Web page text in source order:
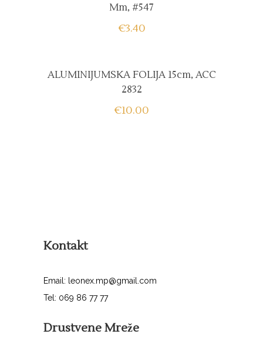
Mm, #547
€3.40
ALUMINIJUMSKA FOLIJA 15cm, ACC
2832
€10.00
Kontakt
Email: leonex.mp@gmail.com
Tel: 069 86 77 77
Drustvene Mreže